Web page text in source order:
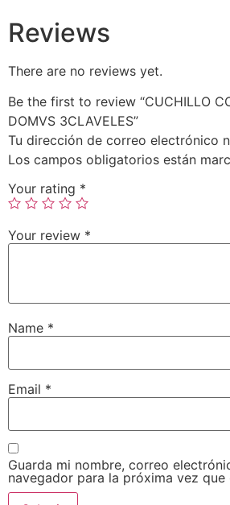
Reviews
There are no reviews yet.
Be the first to review “CUCHILLO
DOMVS 3CLAVELES”
Tu dirección de correo electrónico
Los campos obligatorios están
Your rating *
Your review *
Name *
Email *
Guarda mi nombre, correo
navegador para la próxima vez que